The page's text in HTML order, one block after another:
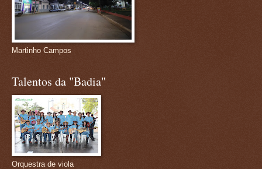
Martinho Campos
Talentos da "Badia"
Orquestra de viola